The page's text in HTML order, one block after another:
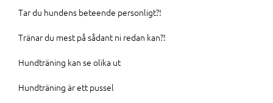
Tar du hundens beteende personligt?!
Tränar du mest på sådant ni redan kan?!
Hundträning kan se olika ut
Hundträning är ett pussel